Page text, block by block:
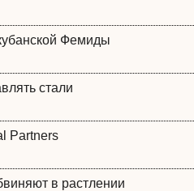
Фемиды
стали
Partners
в растлении